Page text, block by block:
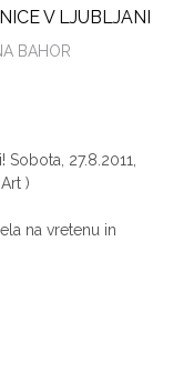
V LJUBLJANI
BAHOR
27.8.2011,
)
na vretenu in